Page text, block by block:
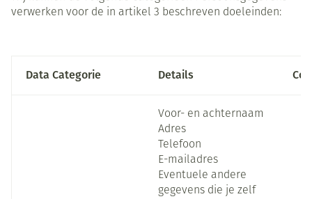
verwerken voor de in artikel 3 beschreven doeleinden:
Data Categorie Details
Voor- en achternaam
Adres
Telefoon
E-mailadres
Eventuele andere
gegevens die je zelf